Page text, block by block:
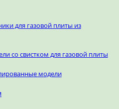
для газовой плиты из
со свистком для газовой плиты
модели